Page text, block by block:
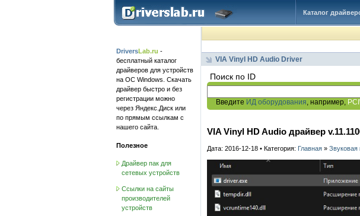
Каталог
DriversLab.ru -
бесплатный каталог
драйверов для устройств
на ОС Windows. Скачать
драйвер быстро и без
регистрации можно
через Яндекс.Диск или
по прямым ссылкам с
нашего сайта.
Полезное
Драйвер пак для
сетевых устройств
Ссылки на сайты
производителей
устройств
VIA Vinyl HD Audio Driver
Поиск по ID
Введите ИД оборудования, например,
VIA Vinyl HD Audio драйвер
Дата: 2016-12-18 • Категория: Главная » Звуковая